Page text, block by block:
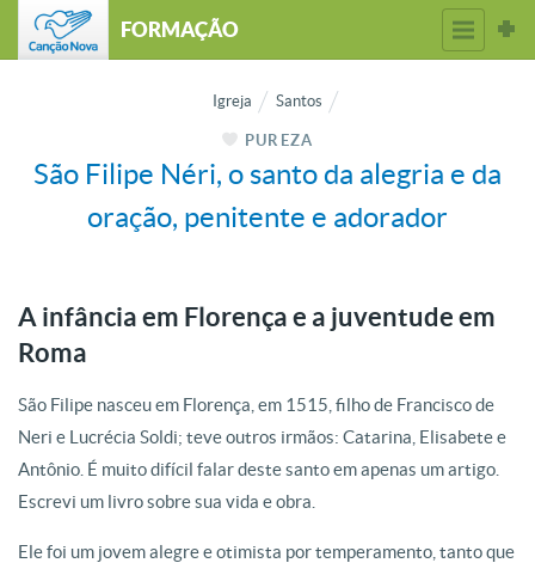
FORMAÇÃO
Igreja Santos
PUREZA
São Filipe Néri, o santo da alegria e da
oração, penitente e adorador
A infância em Florença e a juventude em
Roma
São Filipe nasceu em Florença, em 1515, filho de Francisco de
Neri e Lucrécia Soldi; teve outros irmãos: Catarina, Elisabete e
Antônio. É muito difícil falar deste santo em apenas um artigo.
Escrevi um livro sobre sua vida e obra.
Ele foi um jovem alegre e otimista por temperamento, tanto que